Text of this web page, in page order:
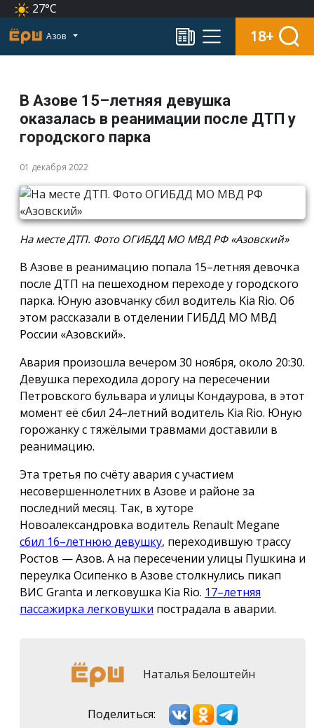
27°C
Азов 18+
В Азове 15–летняя девушка
оказалась в реанимации после ДТП у
городского парка
01 декабря 2022
На месте ДТП. Фото ОГИБДД МО МВД РФ «Азовский»
В Азове в реанимацию попала 15–летняя девочка
после ДТП на пешеходном переходе у городского
парка. Юную азовчанку сбил водитель Kia Rio. Об
этом рассказали в отделении ГИБДД МО МВД
России «Азовский».
Авария произошла вечером 30 ноября, около 20:30.
Девушка переходила дорогу на пересечении
Петровского бульвара и улицы Кондаурова, в этот
момент её сбил 24–летний водитель Kia Rio. Юную
горожанку с тяжёлыми травмами доставили в
реанимацию.
Эта третья по счёту авария с участием
несовершеннолетних в Азове и районе за
последний месяц. Так, в хуторе
Новоалександровка водитель Renault Megane
сбил 16–летнюю девушку, переходившую трассу
Ростов — Азов. А на пересечении улицы Пушкина и
переулка Осипенко в Азове столкнулись пикап
ВИС Granta и легковушка Кia Rio. 17–летняя
пассажирка легковушки пострадала в аварии.
Наталья Белоштейн
Поделиться: